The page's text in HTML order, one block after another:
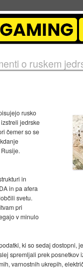
o ruskem
rusko
jedrske
čemer so se
in
in pa afera
svetu.
pri
v minulo
ki so sedaj dostopni,
spremljali prek posnetkov
varnostnih ukrepih,